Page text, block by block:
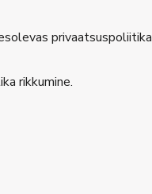
rikkumine.